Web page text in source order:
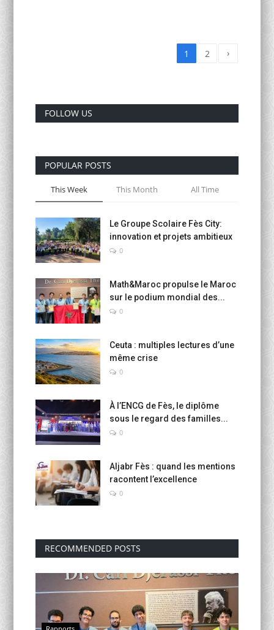
1 2 ›
FOLLOW US
POPULAR POSTS
This Week This Month All Time
Le Groupe Scolaire Fès City:
innovation et projets ambitieux
0
Math&Maroc propulse le Maroc
sur le podium mondial des...
0
Ceuta : multiples lectures d’une
même crise
0
À l’ENCG de Fès, le diplôme
sous le regard des familles...
0
Aljabr Fès : quand les mentions
racontent l’excellence
0
RECOMMENDED POSTS